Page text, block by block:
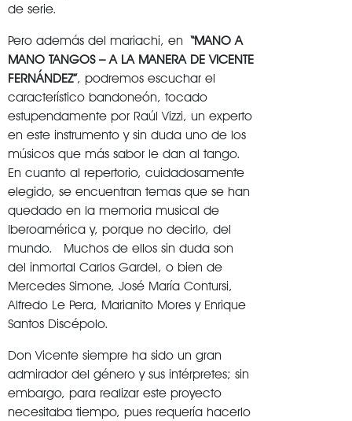
de serie.
Pero además del mariachi, en “MANO A
MANO TANGOS – A LA MANERA DE VICENTE
FERNÁNDEZ”, podremos escuchar el
característico bandoneón, tocado
estupendamente por Raúl Vizzi, un experto
en este instrumento y sin duda uno de los
músicos que más sabor le dan al tango.
En cuanto al repertorio, cuidadosamente
elegido, se encuentran temas que se han
quedado en la memoria musical de
Iberoamérica y, porque no decirlo, del
mundo. Muchos de ellos sin duda son
del inmortal Carlos Gardel, o bien de
Mercedes Simone, José María Contursi,
Alfredo Le Pera, Marianito Mores y Enrique
Santos Discépolo.
Don Vicente siempre ha sido un gran
admirador del género y sus intérpretes; sin
embargo, para realizar este proyecto
necesitaba tiempo, pues requería hacerlo